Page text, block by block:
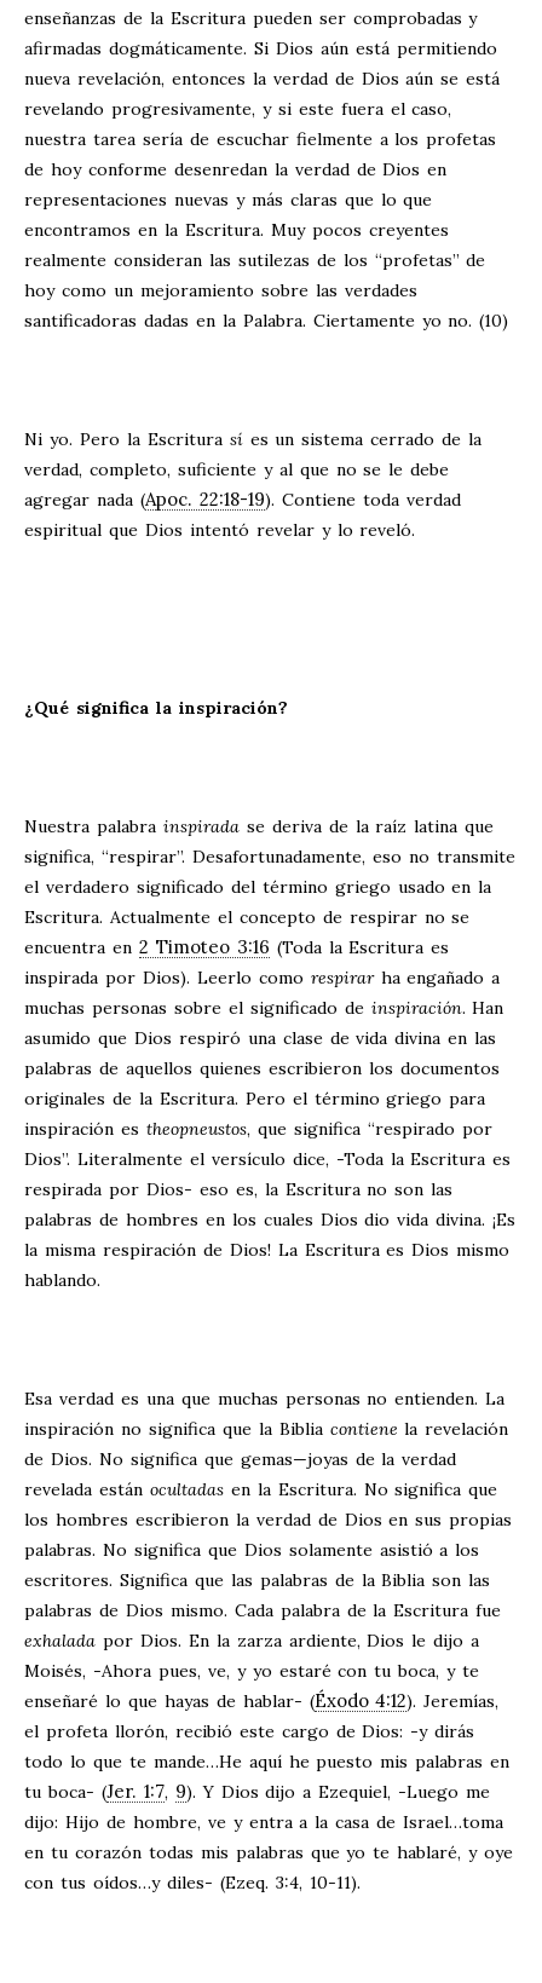
enseñanzas de la Escritura pueden ser comprobadas y
afirmadas dogmáticamente. Si Dios aún está permitiendo
nueva revelación, entonces la verdad de Dios aún se está
revelando progresivamente, y si este fuera el caso,
nuestra tarea sería de escuchar fielmente a los profetas
de hoy conforme desenredan la verdad de Dios en
representaciones nuevas y más claras que lo que
encontramos en la Escritura. Muy pocos creyentes
realmente consideran las sutilezas de los “profetas” de
hoy como un mejoramiento sobre las verdades
santificadoras dadas en la Palabra. Ciertamente yo no. (10)
Ni yo. Pero la Escritura síes un sistema cerrado de la
verdad, completo, suficiente y al que no se le debe
agregar nada (Apoc. 22:18-19). Contiene toda verdad
espiritual que Dios intentó revelar y lo reveló.
¿Qué significa la inspiración?
Nuestra palabra inspiradase deriva de la raíz latina que
significa, “respirar”. Desafortunadamente, eso no transmite
el verdadero significado del término griego usado en la
Escritura. Actualmente el concepto de respirar no se
encuentra en 2 Timoteo 3:16 (Toda la Escritura es
inspirada por Dios). Leerlo como respirarha engañado a
muchas personas sobre el significado de inspiración. Han
asumido que Dios respiró una clase de vida divina en las
palabras de aquellos quienes escribieron los documentos
originales de la Escritura. Pero el término griego para
inspiración es theopneustos, que significa “respirado por
Dios”. Literalmente el versículo dice, -Toda la Escritura es
respirada por Dios- eso es, la Escritura no son las
palabras de hombres en los cuales Dios dio vida divina. ¡Es
la misma respiración de Dios! La Escritura es Dios mismo
hablando.
Esa verdad es una que muchas personas no entienden. La
inspiración no significa que la Biblia contiene la revelación
de Dios. No significa que gemas—joyas de la verdad
revelada están ocultadasen la Escritura. No significa que
los hombres escribieron la verdad de Dios en sus propias
palabras. No significa que Dios solamente asistió a los
escritores. Significa que las palabras de la Biblia son las
palabras de Dios mismo. Cada palabra de la Escritura fue
exhalada por Dios. En la zarza ardiente, Dios le dijo a
Moisés, -Ahora pues, ve, y yo estaré con tu boca, y te
enseñaré lo que hayas de hablar- (Éxodo 4:12). Jeremías,
el profeta llorón, recibió este cargo de Dios: -y dirás
todo lo que te mande…He aquí he puesto mis palabras en
tu boca- (Jer. 1:7, 9). Y Dios dijo a Ezequiel, -Luego me
dijo: Hijo de hombre, ve y entra a la casa de Israel…toma
en tu corazón todas mis palabras que yo te hablaré, y oye
con tus oídos…y diles- (Ezeq. 3:4, 10-11).